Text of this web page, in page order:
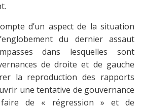
d’un aspect de la situation
du dernier assaut
dans lesquelles sont
de droite et de gauche
la reproduction des rapports
une tentative de gouvernance
faire de « régression » et de